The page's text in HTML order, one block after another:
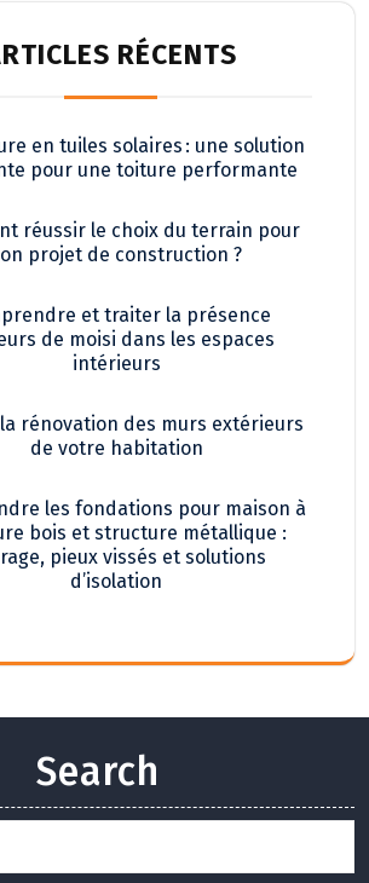
RÉCENTS
en tuiles solaires : une solution
pour une toiture performante
réussir le choix du terrain pour
projet de construction ?
et traiter la présence
de moisi dans les espaces
intérieurs
rénovation des murs extérieurs
de votre habitation
les fondations pour maison à
bois et structure métallique :
pieux vissés et solutions
d’isolation
Search